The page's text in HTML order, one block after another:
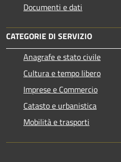
Documenti e dati
CATEGORIE DI SERVIZIO
Anagrafe e stato civile
Cultura e tempo libero
Imprese e Commercio
Catasto e urbanistica
Mobilità e trasporti